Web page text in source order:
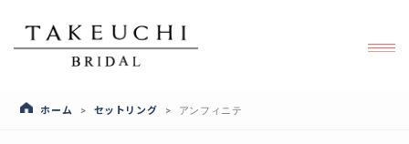
ホーム > セットリング > アンフィニテ